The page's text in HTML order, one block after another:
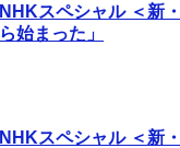
NHKスペシャル ＜新
ら始まった」
NHKスペシャル ＜新